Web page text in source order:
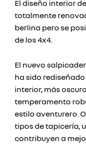
El diseño interior
totalmente
berlina pero se
de los 4x4.
El nuevo
ha sido
interior, más
temperamento
estilo aventurero.
tipos de tapicería,
contribuyen a